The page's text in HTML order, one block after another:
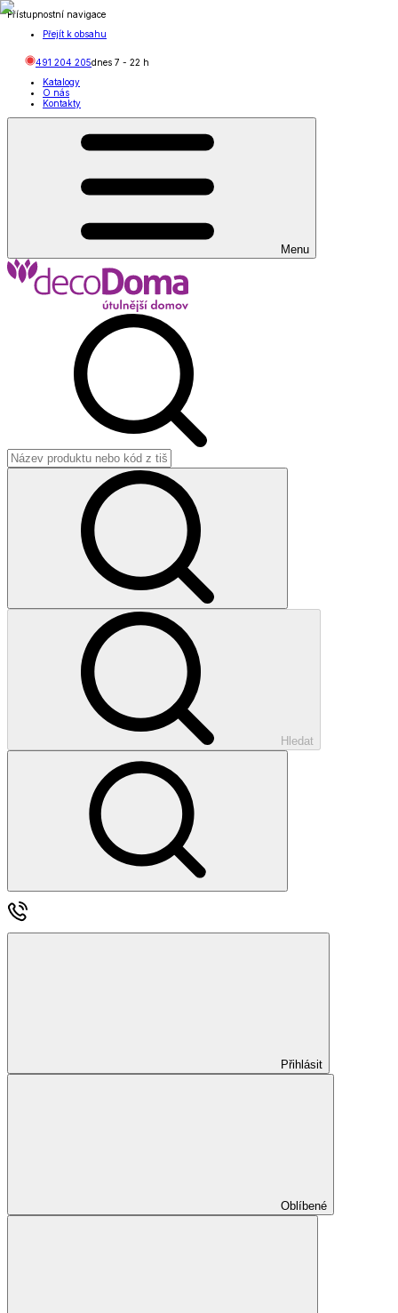
Přístupnostní navigace
Přejít k obsahu
491 204 205dnes 7 - 22 h
Katalogy
O nás
Kontakty
Menu
Hledat
Přihlásit
Oblíbené